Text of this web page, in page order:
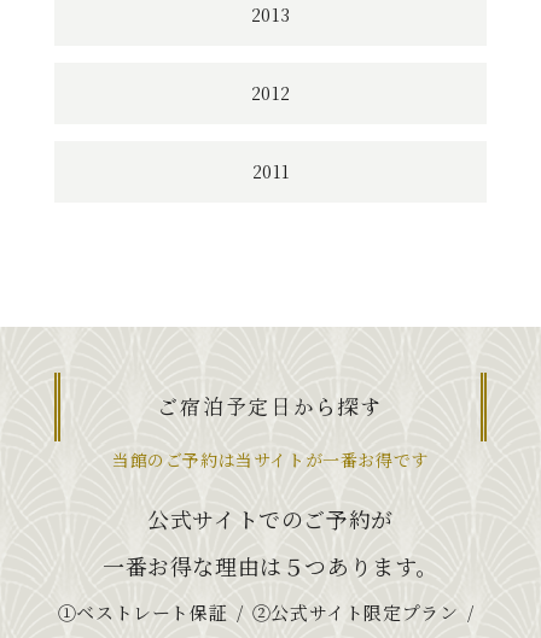
2013
2012
2011
ご宿泊予定日から探す
当館のご予約は当サイトが一番お得です
公式サイトでのご予約が
一番お得な理由は５つあります。
①ベストレート保証
②公式サイト限定プラン